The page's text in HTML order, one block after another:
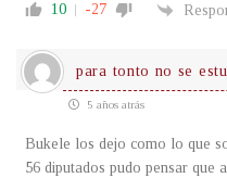
10 -27
para tonto no se
5 años atrás
Bukele los dejo como lo que
56 diputados pudo pensar que